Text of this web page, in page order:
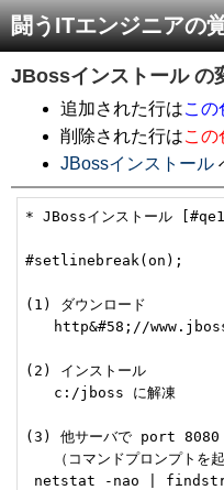
闘うITエンジニアの
JBossインストールの
追加された行はこの
削除された行はこの
JBossインストール
* JBossインストール
#setlinebreak(on);
(1) ダウンロード
http&#58;//
(2) インストール
c:/jboss に解凍
(3) 他サーバで port 8080
（コマンドプロンプトを起
netstat -nao | findstr